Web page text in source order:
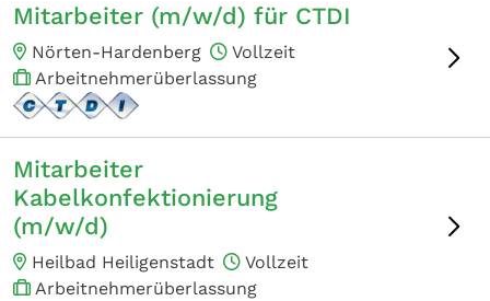
Mitarbeiter (m/w/d) für CTDI
Nörten-Hardenberg
Vollzeit
Arbeitnehmerüberlassung
Mitarbeiter
Kabelkonfektionierung
(m/w/d)
Heilbad Heiligenstadt
Vollzeit
Arbeitnehmerüberlassung